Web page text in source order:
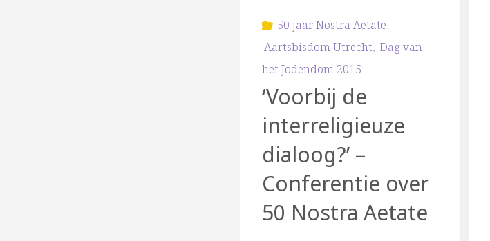
50 jaar Nostra Aetate,
Aartsbisdom Utrecht, Dag van
het Jodendom 2015
‘Voorbij de
interreligieuze
dialoog?’ –
Conferentie over
50 Nostra Aetate